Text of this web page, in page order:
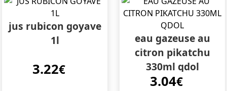
jus rubicon goyave
1l
3.22€
eau gazeuse au
citron pikatchu
330ml qdol
3.04€